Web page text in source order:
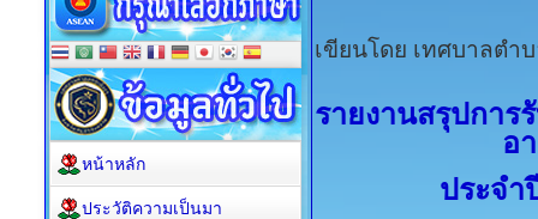
เขียนโดย เทศบาลตำ
รายงานสรุปกา
อ
ประจ
หน้าหลัก
ประวัติความเป็นมา